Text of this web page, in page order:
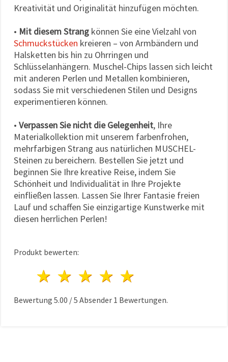
Kreativität und Originalität hinzufügen möchten.
• Mit diesem Strang können Sie eine Vielzahl von
Schmuckstücken kreieren – von Armbändern und
Halsketten bis hin zu Ohrringen und
Schlüsselanhängern. Muschel-Chips lassen sich leicht
mit anderen Perlen und Metallen kombinieren,
sodass Sie mit verschiedenen Stilen und Designs
experimentieren können.
• Verpassen Sie nicht die Gelegenheit, Ihre
Materialkollektion mit unserem farbenfrohen,
mehrfarbigen Strang aus natürlichen MUSCHEL-
Steinen zu bereichern. Bestellen Sie jetzt und
beginnen Sie Ihre kreative Reise, indem Sie
Schönheit und Individualität in Ihre Projekte
einfließen lassen. Lassen Sie Ihrer Fantasie freien
Lauf und schaffen Sie einzigartige Kunstwerke mit
diesen herrlichen Perlen!
Produkt bewerten:
4 Sterne
3 Sterne
2 Sterne
1 Stern
Bewertung 5.00 /5 Absender 1 Bewertungen.